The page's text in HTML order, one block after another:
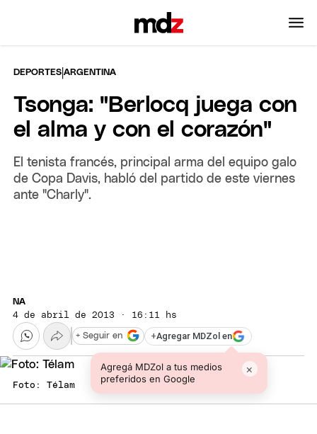
DEPORTES |ARGENTINA
Tsonga: "Berlocq juega con
el alma y con el corazón"
El tenista francés, principal arma del equipo galo
de Copa Davis, habló del partido de este viernes
ante "Charly".
NA
4 de abril de 2013 · 16:11 hs
+Agregar MDZol en
Agregá MDZol a tus medios
preferidos en Google
×
+ Seguir en
Foto: Télam